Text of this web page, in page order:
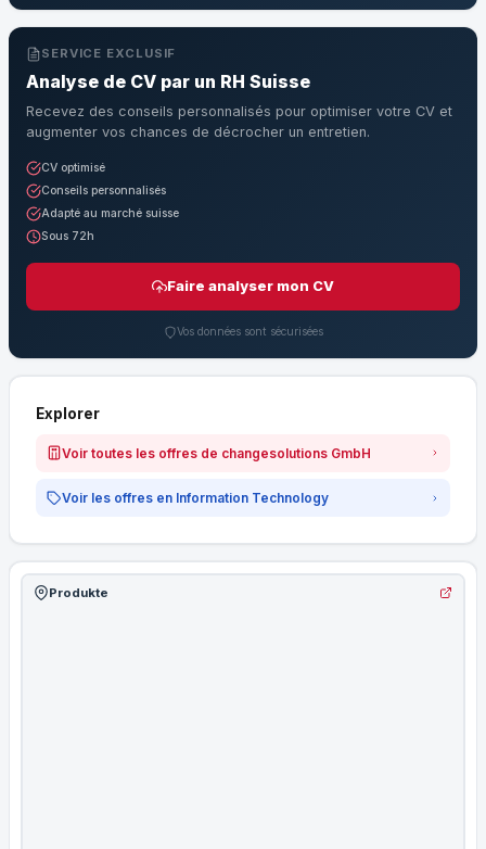
SERVICE EXCLUSIF
Analyse de CV par un RH Suisse
Recevez des conseils personnalisés pour optimiser votre CV et
augmenter vos chances de décrocher un entretien.
CV optimisé
Conseils personnalisés
Adapté au marché suisse
Sous 72h
Faire analyser mon CV
Vos données sont sécurisées
Explorer
Voir toutes les offres de changesolutions GmbH
Voir les offres en Information Technology
Produkte